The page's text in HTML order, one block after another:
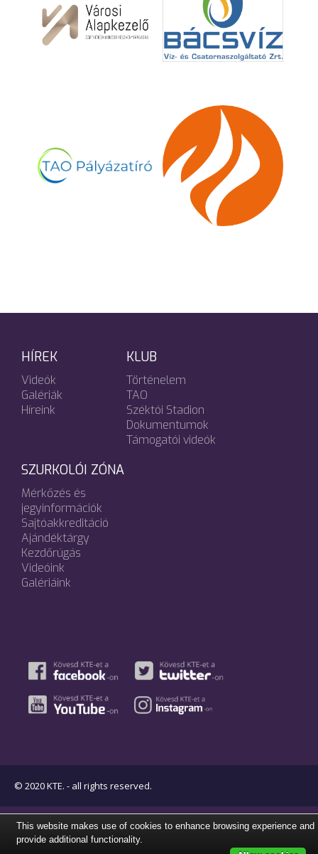
HÍREK
Videók
Galériák
Híreink
KLUB
Történelem
TAO
Széktói Stadion
Dokumentumok
Támogatói videók
SZURKOLÓI ZÓNA
Mérkőzés és
jegyinformációk
Sajtóakkreditáció
Ajándéktárgy
Kezdőrúgás
Videóink
Galériáink
© 2020 KTE. - all rights reserved.
This website makes use of cookies to enhance browsing experience and
provide additional functionality.